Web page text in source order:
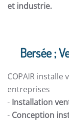
et industrie.
Bersée ;
COPAIR installe
entreprises
- Installation
- Conception